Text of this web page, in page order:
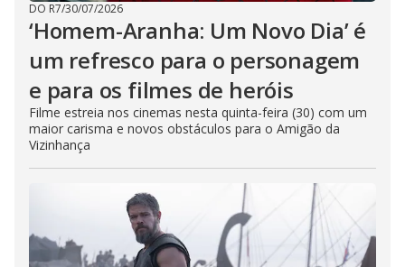
DO R7/30/07/2026
‘Homem-Aranha: Um Novo Dia’ é
um refresco para o personagem
e para os filmes de heróis
Filme estreia nos cinemas nesta quinta-feira (30) com um
maior carisma e novos obstáculos para o Amigão da
Vizinhança